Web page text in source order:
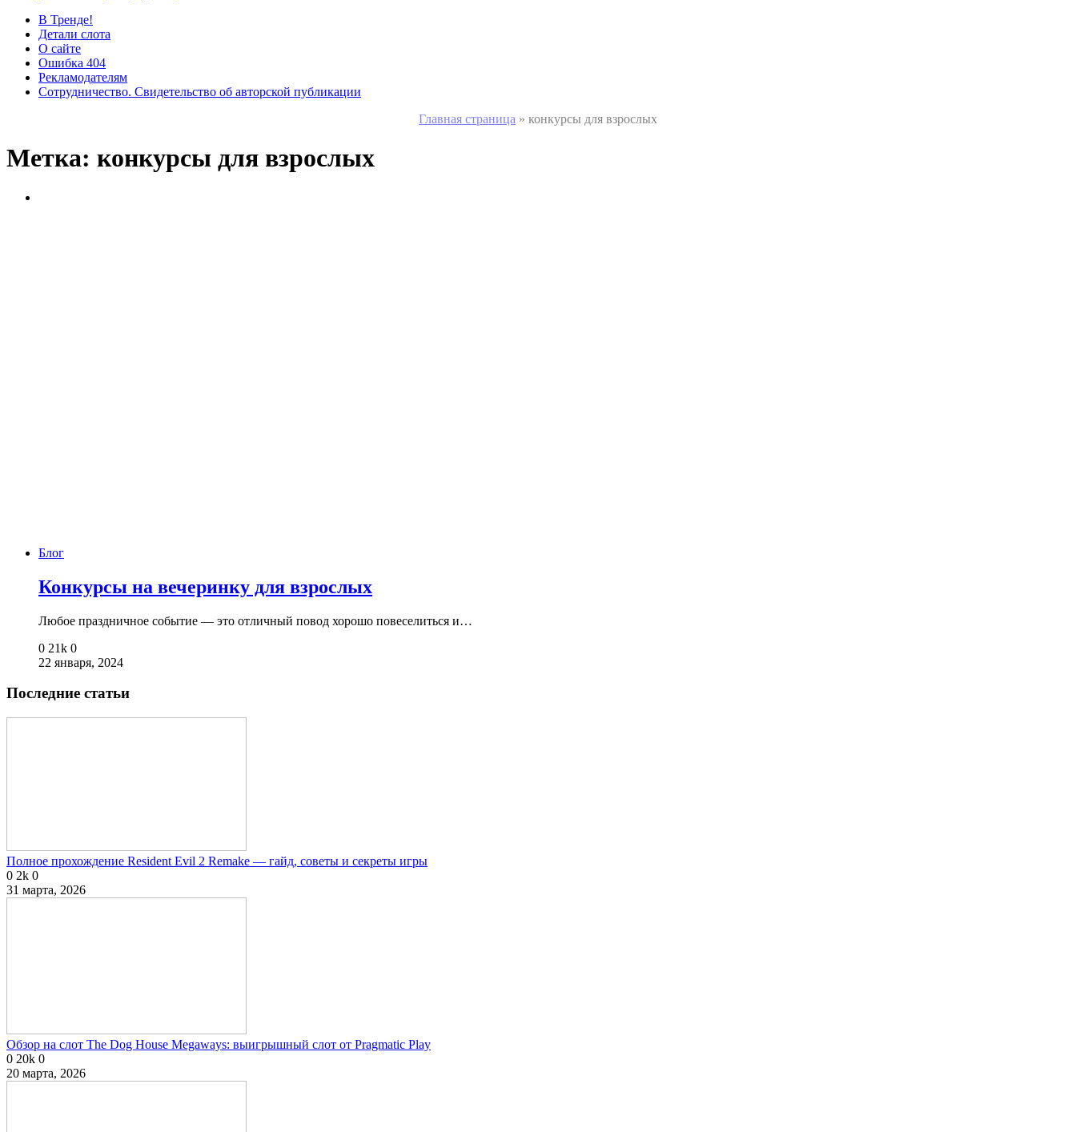
В Тренде!
Детали слота
О сайте
Ошибка 404
Рекламодателям
Сотрудничество. Свидетельство об авторской публикации
Главная страница » конкурсы для взрослых
Метка: конкурсы для взрослых
Блог
Конкурсы на вечеринку для взрослых
Любое праздничное событие — это отличный повод хорошо повеселиться и…
0 21k 0
22 января, 2024
Последние статьи
Полное прохождение Resident Evil 2 Remake — гайд, советы и секреты игры
0 2k 0
31 марта, 2026
Обзор на слот The Dog House Megaways: выигрышный слот от Pragmatic Play
0 20k 0
20 марта, 2026